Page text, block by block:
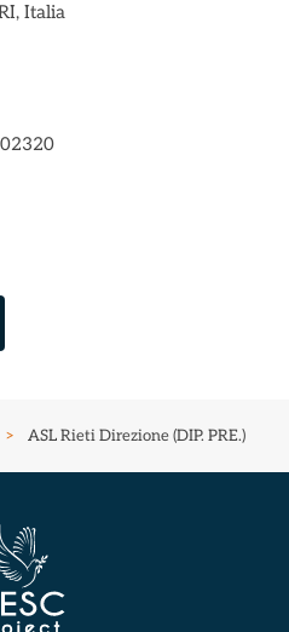
Italia
ASL Rieti Direzione (DIP. PRE.)